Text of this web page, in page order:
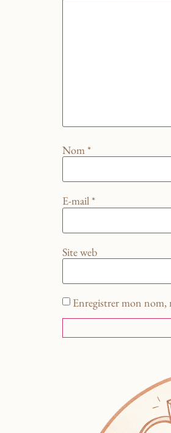
Nom*
E-mail*
Site web
Enregistrer mon nom,